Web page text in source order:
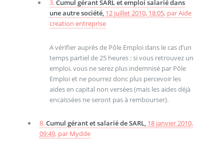
3.Cumul gérant SARL et emploi salarié dans
une autre société, 12 juillet 2010, 18:05, parAide
creation entreprise
A vérifier auprès de Pôle Emploi dans le cas d’un
temps partiel de 25 heures : si vous retrouvez un
emploi, vous ne serez plus indemnisé par Pôle
Emploi et ne pourrez donc plus percevoir les
aides en capital non versées (mais les aides déjà
encaissées ne seront pas à rembourser).
8.Cumul gérant et salarié de SARL, 18 janvier 2010,
09:49, par Mydde